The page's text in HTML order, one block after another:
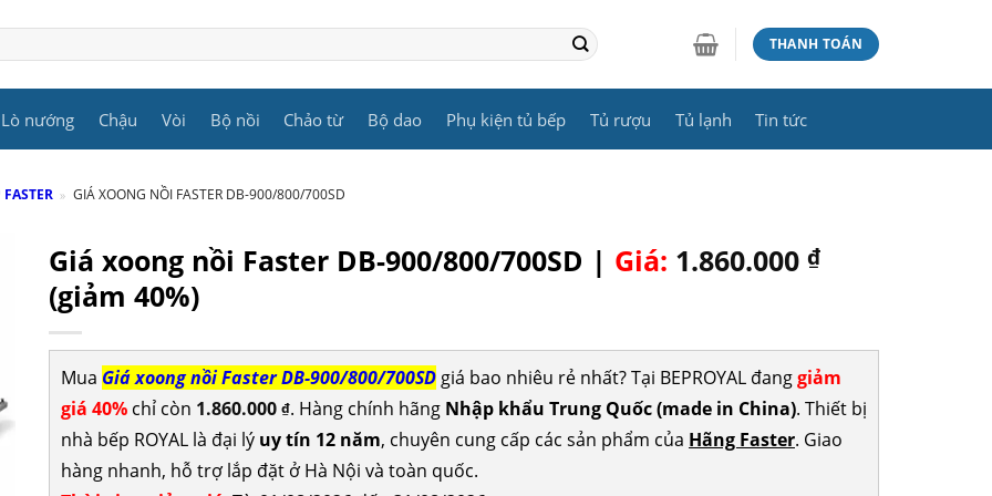
THANH TOÁN
Lò nướng Chậu Vòi Bộ nồi Chảo từ Bộ dao Phụ kiện tủ bếp Tủ rượu Tủ lạnh Tin tức
» GIÁ XOONG NỒI FASTER DB-900/800/700SD
Giá xoong nồi Faster DB-900/800/700SD | Giá: 1.860.000 ₫
(giảm 40%)
Mua Giá xoong nồi Faster DB-900/800/700SDgiá bao nhiêu rẻ nhất? Tại BEPROYAL đanggiảm
giá 40%chỉ còn 1.860.000 ₫. Hàng chính hãng Nhập khẩu Trung Quốc (made in China). Thiết bị
nhà bếp ROYAL là đại lý uy tín 12 năm, chuyên cung cấp các sản phẩm của Hãng Faster. Giao
hàng nhanh, hỗ trợ lắp đặt ở Hà Nội và toàn quốc.